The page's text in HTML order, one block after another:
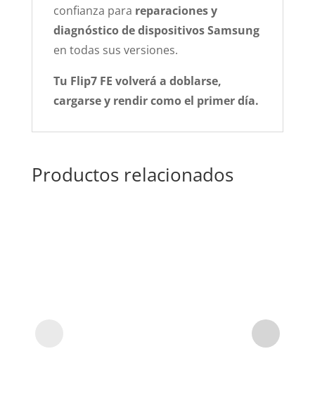
confianza para reparaciones y
diagnóstico de dispositivos Samsung
en todas sus versiones.
Tu Flip7 FE volverá a doblarse,
cargarse y rendir como el primer día.
Productos relacionados